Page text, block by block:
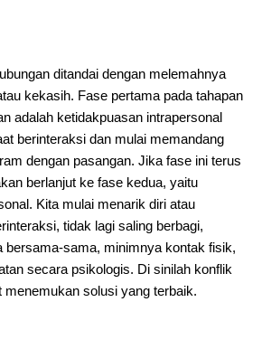
ditandai dengan melemahnya
kekasih. Fase pertama pada tahapan
adalah ketidakpuasan intrapersonal
berinteraksi dan mulai memandang
dengan pasangan. Jika fase ini terus
berlanjut ke fase kedua, yaitu
Kita mulai menarik diri atau
tidak lagi saling berbagi,
bersama-sama, minimnya kontak fisik,
secara psikologis. Di sinilah konflik
menemukan solusi yang terbaik.